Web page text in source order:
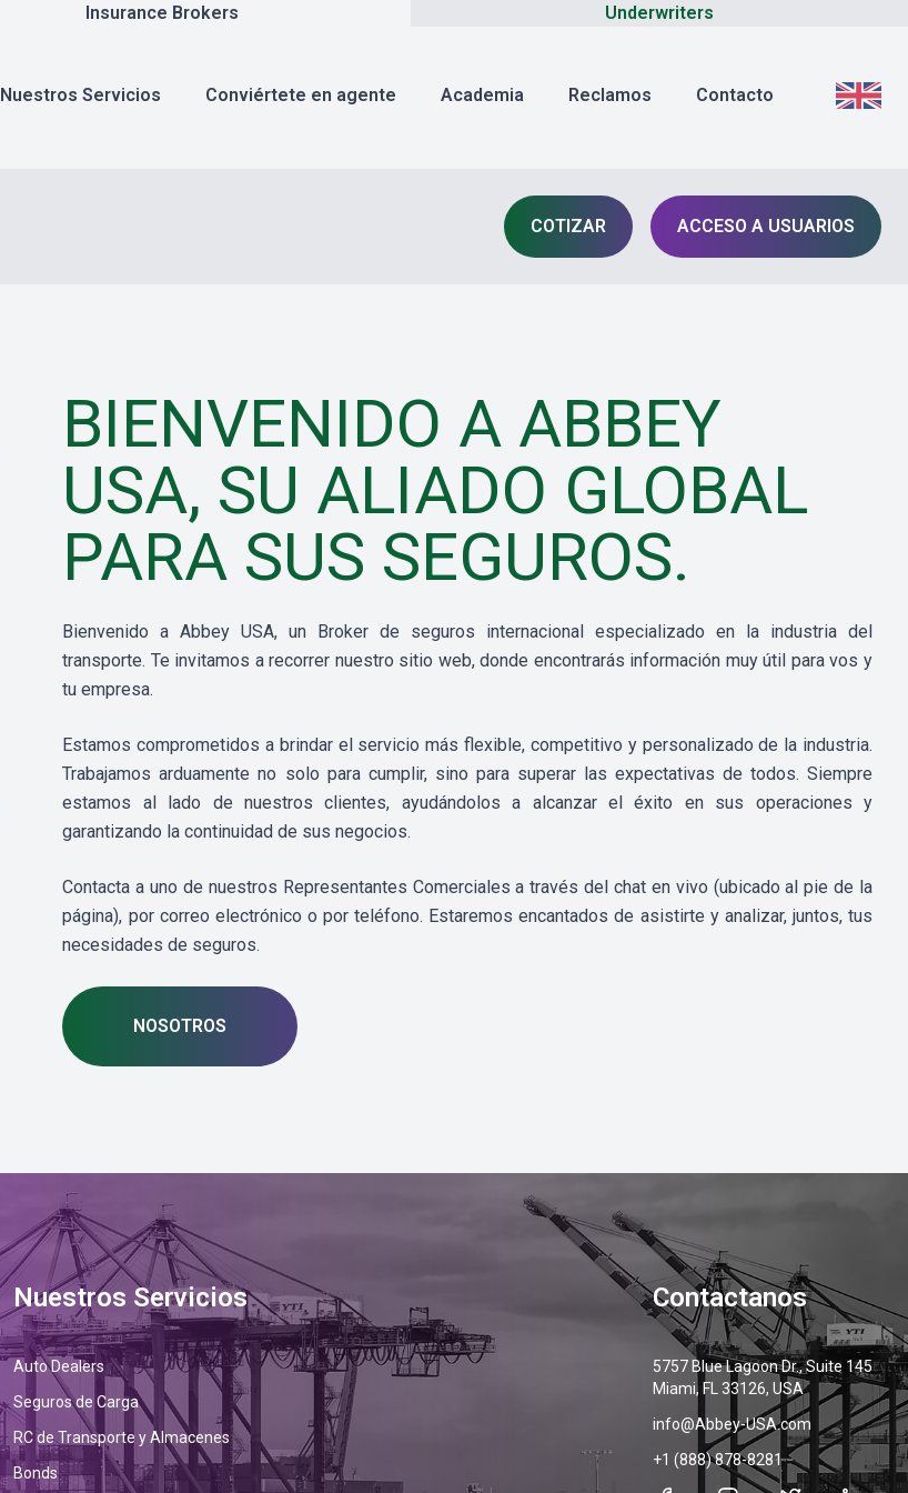
Insurance Brokers Underwriters
Nuestros Servicios Conviértete en agente Academia Reclamos Contacto
COTIZAR ACCESO A USUARIOS
BIENVENIDO A ABBEY
USA, SU ALIADO GLOBAL
PARA SUS SEGUROS.
Bienvenido a Abbey USA, un Broker de seguros internacional especializado en la industria del
transporte. Te invitamos a recorrer nuestro sitio web, donde encontrarás información muy útil para vos y
tu empresa.
Estamos comprometidos a brindar el servicio más flexible, competitivo y personalizado de la industria.
Trabajamos arduamente no solo para cumplir, sino para superar las expectativas de todos. Siempre
estamos al lado de nuestros clientes, ayudándolos a alcanzar el éxito en sus operaciones y
garantizando la continuidad de sus negocios.
Contacta a uno de nuestros Representantes Comerciales a través del chat en vivo (ubicado al pie de la
página), por correo electrónico o por teléfono. Estaremos encantados de asistirte y analizar, juntos, tus
necesidades de seguros.
NOSOTROS
Nuestros Servicios
Auto Dealers
Seguros de Carga
RC de Transporte y Almacenes
Bonds
Contactanos
5757 Blue Lagoon Dr., Suite 145
Miami, FL 33126, USA
info@Abbey-USA.com
+1 (888) 878-8281